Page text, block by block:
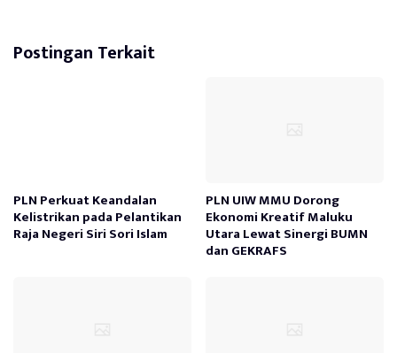
Postingan Terkait
PLN Perkuat Keandalan
Kelistrikan pada Pelantikan
Raja Negeri Siri Sori Islam
PLN UIW MMU Dorong
Ekonomi Kreatif Maluku
Utara Lewat Sinergi BUMN
dan GEKRAFS